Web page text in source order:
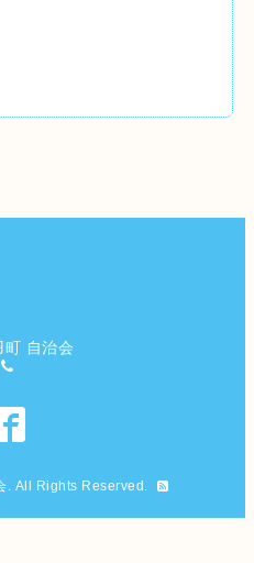
町 自治会
. All Rights Reserved.